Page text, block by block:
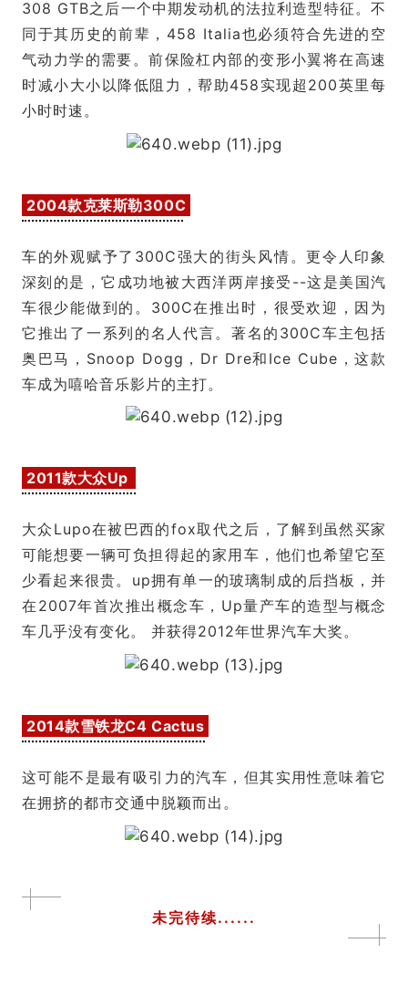
308 GTB之后一个中期发动机的法拉利造型特征。不
同于其历史的前辈，458 Italia也必须符合先进的空
气动力学的需要。前保险杠内部的变形小翼将在高速
时减小大小以降低阻力，帮助458实现超200英里每
小时时速。
2004款克莱斯勒300C
车的外观赋予了300C强大的街头风情。更令人印象
深刻的是，它成功地被大西洋两岸接受--这是美国汽
车很少能做到的。300C在推出时，很受欢迎，因为
它推出了一系列的名人代言。著名的300C车主包括
奥巴马，Snoop Dogg，Dr Dre和Ice Cube，这款
车成为嘻哈音乐影片的主打。
2011款大众Up
大众Lupo在被巴西的fox取代之后，了解到虽然买家
可能想要一辆可负担得起的家用车，他们也希望它至
少看起来很贵。up拥有单一的玻璃制成的后挡板，并
在2007年首次推出概念车，Up量产车的造型与概念
车几乎没有变化。 并获得2012年世界汽车大奖。
2014款雪铁龙C4 Cactus
这可能不是最有吸引力的汽车，但其实用性意味着它
在拥挤的都市交通中脱颖而出。
未完待续......